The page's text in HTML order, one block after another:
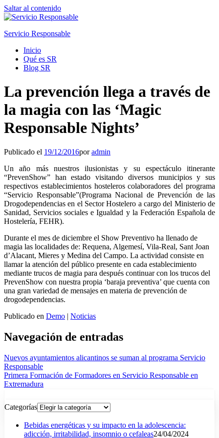
Saltar al contenido
Servicio Responsable
Inicio
Qué es SR
Blog SR
La prevención llega a través de
la magia con las ‘Magic
Responsable Nights’
Publicado el 19/12/2016por admin
Un año más nuestros ilusionistas y su espectáculo itinerante
“PrevenShow” han estado visitando diversos municipios y sus
respectivos establecimientos hosteleros colaboradores del programa
“Servicio Responsable”(Programa Nacional de Prevención de las
Drogodependencias en el Sector Hostelero a cargo del Ministerio de
Sanidad, Servicios sociales e Igualdad y la Federación Española de
Hostelería, FEHR).
Durante el mes de diciembre el Show Preventivo ha llenado de
magia las localidades de: Requena, Algemesí, Vila-Real, Sant Joan
d’Alacant, Mieres y Medina del Campo. La actividad consiste en
llamar la atención del público presente en cada establecimiento
mediante trucos de magia para después continuar con los trucos del
PrevenShow con nuestra propia ‘baraja preventiva’ que cuenta con
una gran variedad de mensajes en materia de prevención de
drogodependencias.
Publicado en Demo | Noticias
Navegación de entradas
Nuevos ayuntamientos alicantinos se suman al programa Servicio
Responsable
Primera Formación de Formadores en Servicio Responsable en
Extremadura
Categorías
Bebidas energéticas y su impacto en la adolescencia:
adicción, irritabilidad, insomnio o cefaleas24/04/2024